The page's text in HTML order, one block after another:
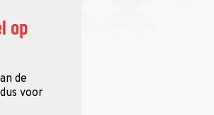
op
de
voor